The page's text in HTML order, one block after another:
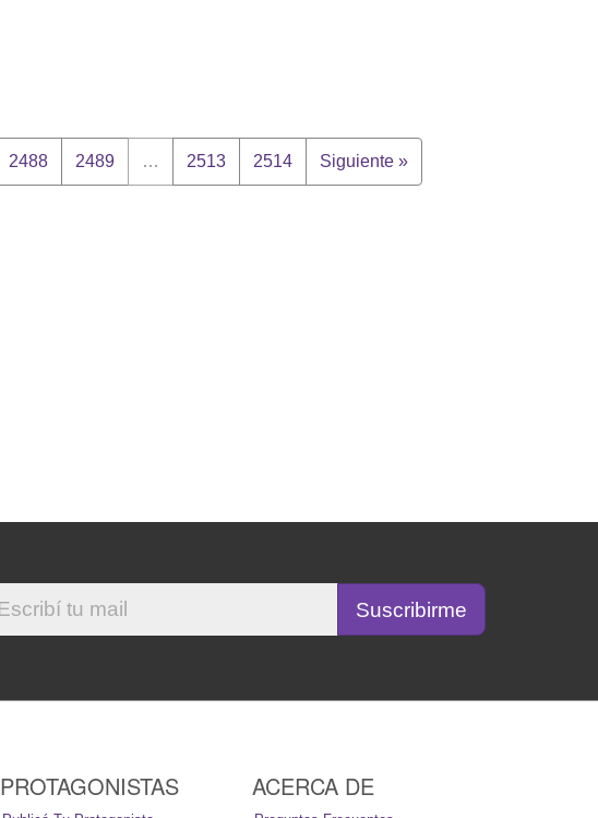
2488 2489 … 2513 2514 Siguiente »
PROTAGONISTAS ACERCA DE